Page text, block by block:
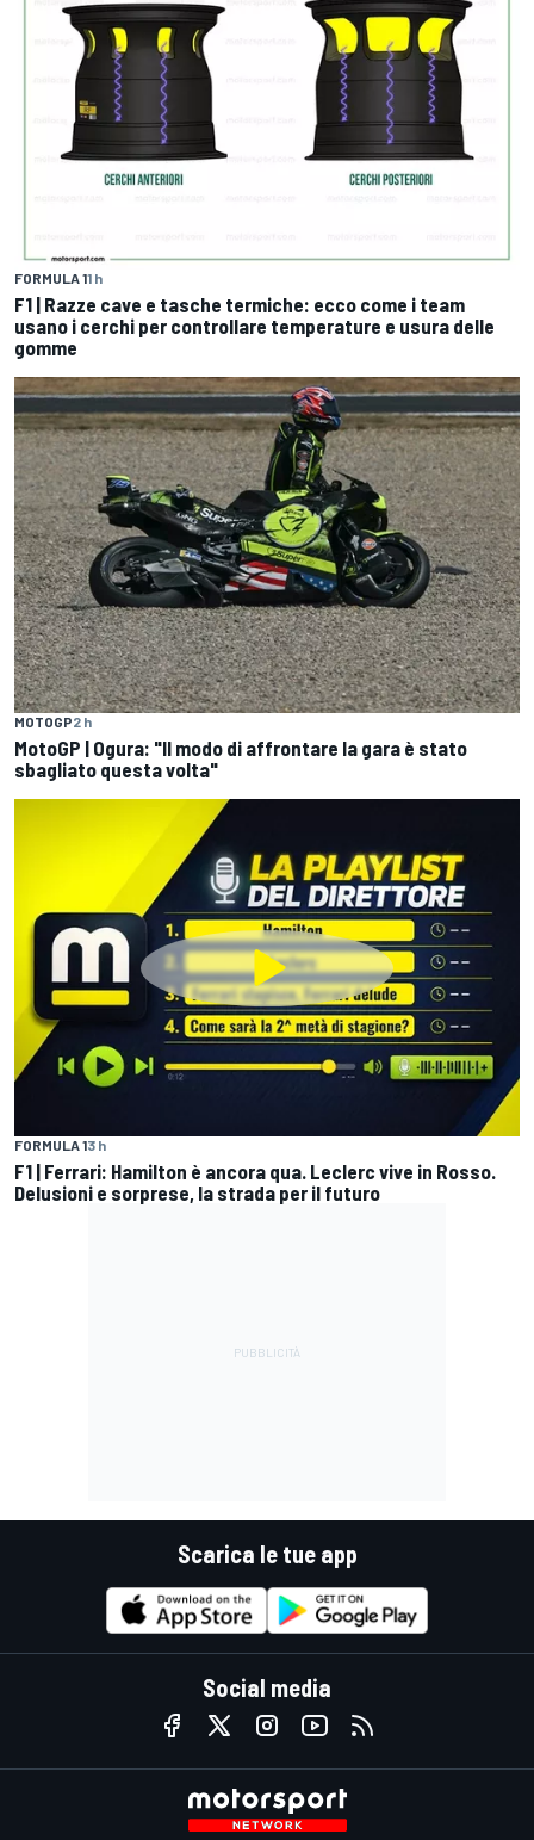
FORMULA 11 h
F1 | Razze cave e tasche termiche: ecco come i team
usano i cerchi per controllare temperature e usura delle
gomme
MOTOGP2 h
MotoGP | Ogura: "Il modo di affrontare la gara è stato
sbagliato questa volta"
FORMULA 13 h
F1 | Ferrari: Hamilton è ancora qua. Leclerc vive in Rosso.
Delusioni e sorprese, la strada per il futuro
Scarica le tue app
Social media